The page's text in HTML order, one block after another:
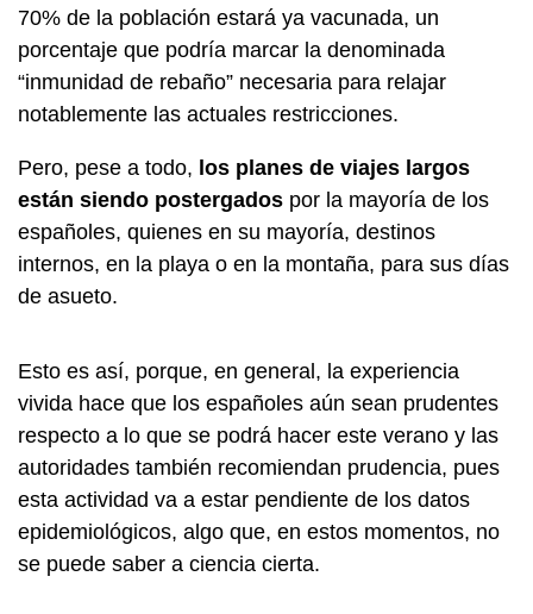
70% de la población estará ya vacunada, un
porcentaje que podría marcar la denominada
“inmunidad de rebaño” necesaria para relajar
notablemente las actuales restricciones.
Pero, pese a todo, los planes de viajes largos
están siendo postergados por la mayoría de los
españoles, quienes en su mayoría, destinos
internos, en la playa o en la montaña, para sus días
de asueto.
Esto es así, porque, en general, la experiencia
vivida hace que los españoles aún sean prudentes
respecto a lo que se podrá hacer este verano y las
autoridades también recomiendan prudencia, pues
esta actividad va a estar pendiente de los datos
epidemiológicos, algo que, en estos momentos, no
se puede saber a ciencia cierta.